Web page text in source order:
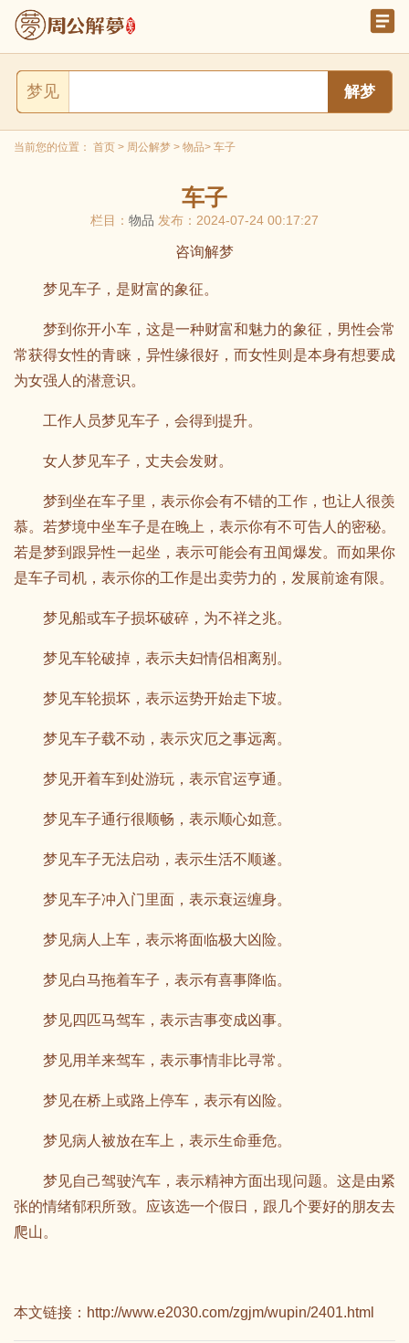
梦见
当前您的位置： 首页 > 周公解梦 > 物品> 车子
车子
栏目： 物品 发布：2024-07-24 00:17:27
咨询解梦
梦见车子，是财富的象征。
梦到你开小车，这是一种财富和魅力的象征，男性会常
常获得女性的青睐，异性缘很好，而女性则是本身有想要成
为女强人的潜意识。
工作人员梦见车子，会得到提升。
女人梦见车子，丈夫会发财。
梦到坐在车子里，表示你会有不错的工作，也让人很羡
慕。若梦境中坐车子是在晚上，表示你有不可告人的密秘。
若是梦到跟异性一起坐，表示可能会有丑闻爆发。而如果你
是车子司机，表示你的工作是出卖劳力的，发展前途有限。
梦见船或车子损坏破碎，为不祥之兆。
梦见车轮破掉，表示夫妇情侣相离别。
梦见车轮损坏，表示运势开始走下坡。
梦见车子载不动，表示灾厄之事远离。
梦见开着车到处游玩，表示官运亨通。
梦见车子通行很顺畅，表示顺心如意。
梦见车子无法启动，表示生活不顺遂。
梦见车子冲入门里面，表示衰运缠身。
梦见病人上车，表示将面临极大凶险。
梦见白马拖着车子，表示有喜事降临。
梦见四匹马驾车，表示吉事变成凶事。
梦见用羊来驾车，表示事情非比寻常。
梦见在桥上或路上停车，表示有凶险。
梦见病人被放在车上，表示生命垂危。
梦见自己驾驶汽车，表示精神方面出现问题。这是由紧
张的情绪郁积所致。应该选一个假日，跟几个要好的朋友去
爬山。
本文链接： http://www.e2030.com/zgjm/wupin/2401.html